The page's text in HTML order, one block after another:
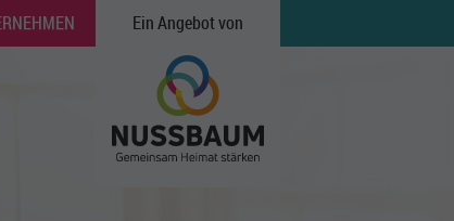
Ein Angebot von